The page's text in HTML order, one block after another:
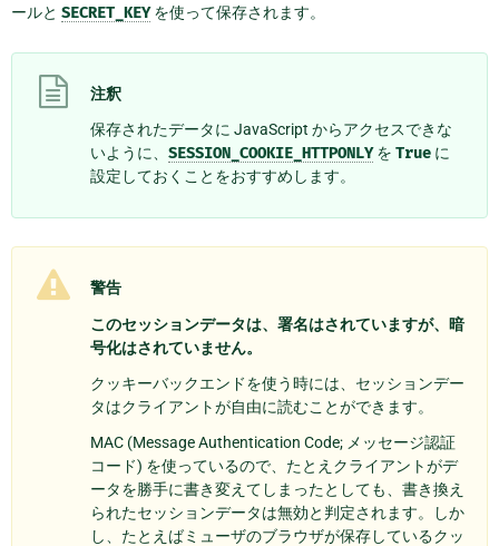
ールと SECRET_KEYを使って保存されます。
注釈
保存されたデータに JavaScript からアクセスできな
いように、 SESSION_COOKIE_HTTPONLYを True に
設定しておくことをおすすめします。
警告
このセッションデータは、署名はされていますが、暗
号化はされていません。
クッキーバックエンドを使う時には、セッションデー
タはクライアントが自由に読むことができます。
MAC (Message Authentication Code; メッセージ認証
コード) を使っているので、たとえクライアントがデ
ータを勝手に書き変えてしまったとしても、書き換え
られたセッションデータは無効と判定されます。しか
し、たとえばミューザのブラウザが保存しているクッ